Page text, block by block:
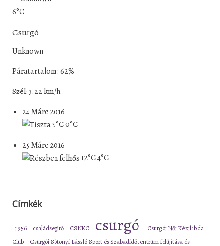
6°C
Csurgó
Unknown
Páratartalom: 62%
Szél: 3.22 km/h
24 Márc 2016
9°C0°C
25 Márc 2016
12°C4°C
Címkék
1956 családsegítő CSNKC csurgó
Csurgói Női Kézilabda
Club
Csurgói Sótonyi László Sport és Szabadidőcentrum felújítása és